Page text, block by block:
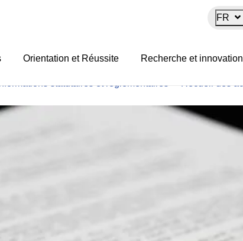
FR
Orientation et Réussite Recherche et innovation